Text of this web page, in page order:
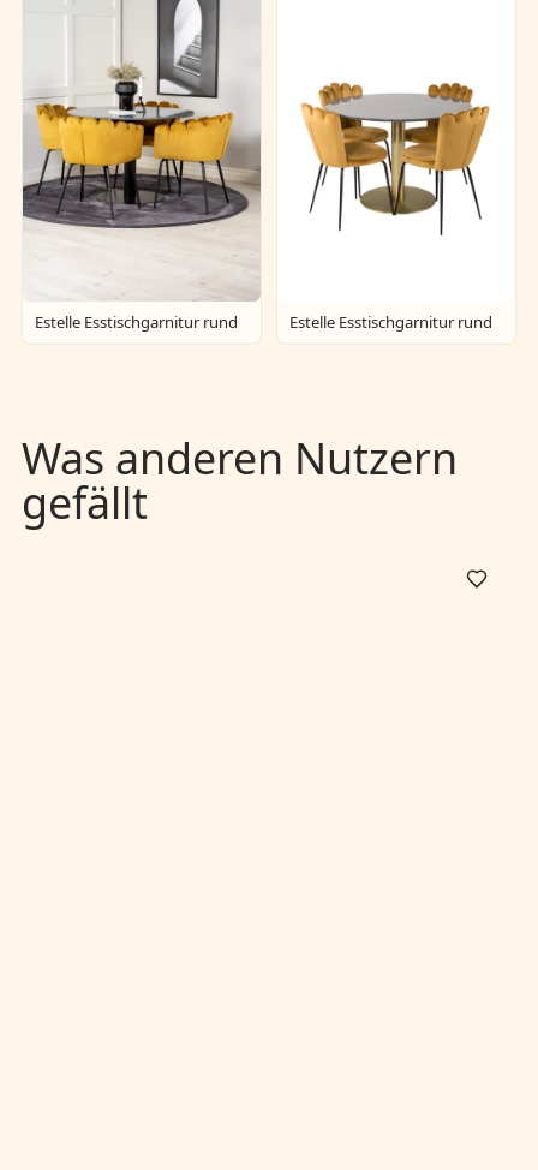
Estelle Esstischgarnitur rund Estelle Esstischgarnitur rund
Was anderen Nutzern
gefällt